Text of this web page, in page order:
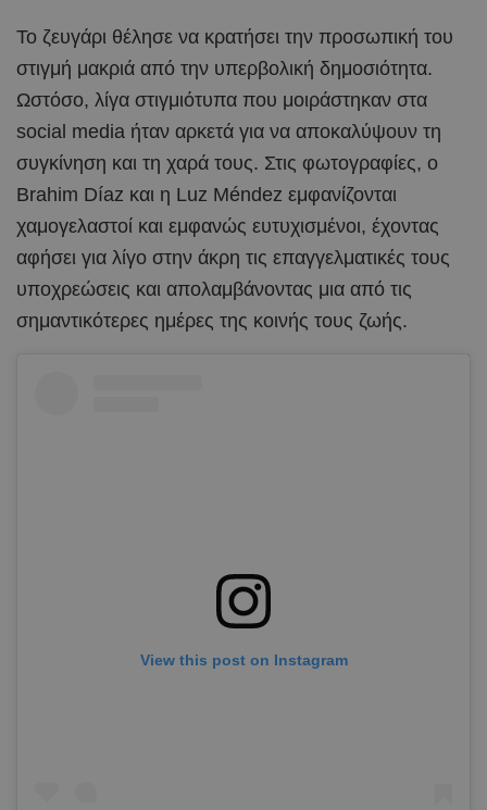
Το ζευγάρι θέλησε να κρατήσει την προσωπική του
στιγμή μακριά από την υπερβολική δημοσιότητα.
Ωστόσο, λίγα στιγμιότυπα που μοιράστηκαν στα
social media ήταν αρκετά για να αποκαλύψουν τη
συγκίνηση και τη χαρά τους. Στις φωτογραφίες, ο
Brahim Díaz και η Luz Méndez εμφανίζονται
χαμογελαστοί και εμφανώς ευτυχισμένοι, έχοντας
αφήσει για λίγο στην άκρη τις επαγγελματικές τους
υποχρεώσεις και απολαμβάνοντας μια από τις
σημαντικότερες ημέρες της κοινής τους ζωής.
View this post on Instagram